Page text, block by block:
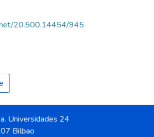
20.500.14454/945
Universidades 24
Bilbao